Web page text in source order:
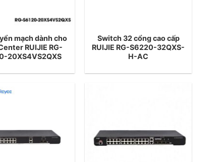
mạch dành cho
RUIJIE RG-
20XS4VS2QXS
Switch 32 cổng cao cấp
RUIJIE RG-S6220-32QXS-
H-AC